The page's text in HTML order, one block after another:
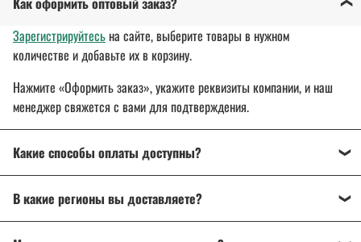
Зарегистрируйтесьна сайте, выберите товары в нужном
количестве и добавьте их в корзину.
Нажмите «Оформить заказ», укажите реквизиты компании, и наш
менеджер свяжется с вами для подтверждения.
Какие способы оплаты доступны?
расчетный счет организации.
Для государственных и муниципальных заказчиков
В какие регионы вы доставляете?